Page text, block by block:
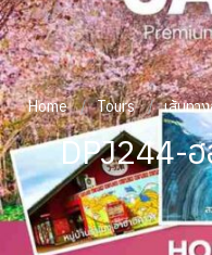
Home Tours เส้นทา
DPJ244-